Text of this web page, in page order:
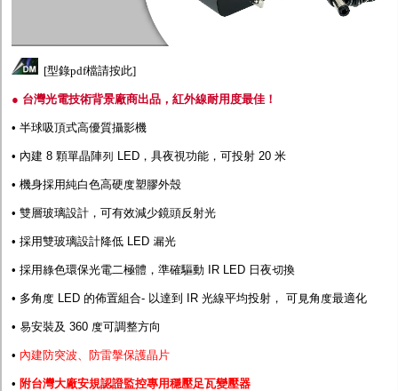
[型錄pdf檔請按此]
● 台灣光電技術背景廠商出品，紅外線耐用度最佳！
• 半球吸頂式高優質攝影機
• 內建 8 顆單晶陣列 LED，具夜視功能，可投射 20 米
• 機身採用純白色高硬度塑膠外殼
• 雙層玻璃設計，可有效減少鏡頭反射光
• 採用雙玻璃設計降低 LED 漏光
• 採用綠色環保光電二極體，準確驅動 IR LED 日夜切換
• 多角度 LED 的佈置組合- 以達到 IR 光線平均投射， 可見角度最適化
• 易安裝及 360 度可調整方向
• 內建防突波、防雷搫保護晶片
• 附台灣大廠安規認證監控專用穩壓足瓦變壓器